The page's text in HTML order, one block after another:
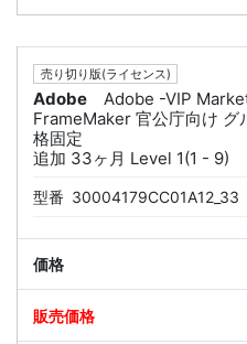
売り切り版(ライセンス)
Adobe
Adobe -VIP
FrameMaker 官公庁向け グ
格固定
追加 33ヶ月 Level 1(1 - 9)
型番 30004179CC01A12_33